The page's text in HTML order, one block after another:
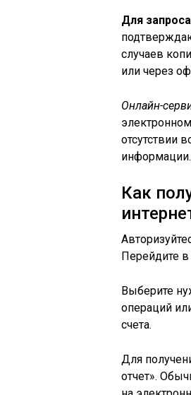
Для
случаев
или через
Онлайн-
отсутствии
информации.
Как
Перейдите
Выберите
операций
счета.
Для
отчет».